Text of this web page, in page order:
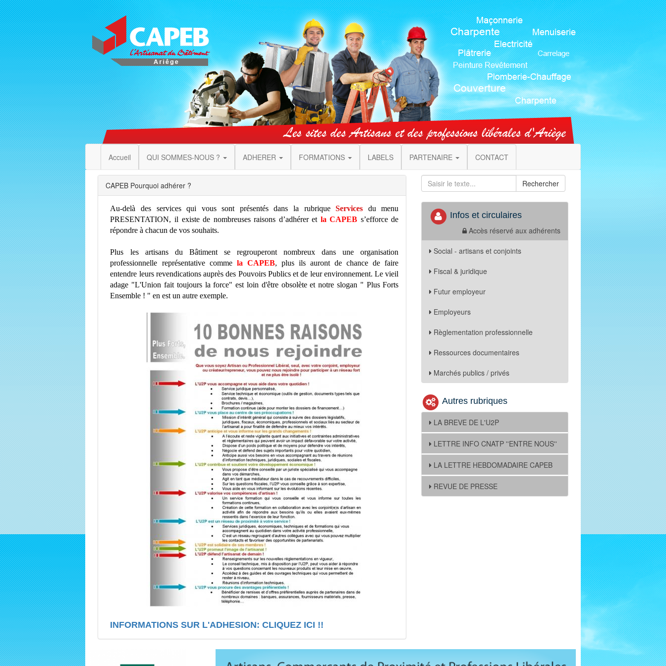
Accueil QUI SOMMES-NOUS ? ADHERER FORMATIONS LABELS PARTENAIRE CONTACT
CAPEB Pourquoi adhérer ?
Au-delà des services qui vous sont présentés dans la rubriqueServices du menu
PRESENTATION, il existe de nombreuses raisons d’adhérer et la CAPEB s’efforce de
répondre à chacun de vos souhaits.
Plus les artisans du Bâtiment se regrouperont nombreux dans une organisation
professionnelle représentative comme la CAPEB, plus ils auront de chance de faire
entendre leurs revendications auprès des Pouvoirs Publics et de leur environnement. Le vieil
adage "L'Union fait toujours la force" est loin d'être obsolète et notre slogan " Plus Forts
Ensemble ! " en est un autre exemple.
INFORMATIONS SUR L'ADHESION: CLIQUEZ ICI !!
Rechercher
Infos et circulaires
Accès réservé aux adhérents
Social - artisans et conjoints
Fiscal & juridique
Futur employeur
Employeurs
Règlementation professionnelle
Ressources documentaires
Marchés publics / privés
Autres rubriques
LA BREVE DE L'U2P
LETTRE INFO CNATP ''ENTRE NOUS''
LA LETTRE HEBDOMADAIRE CAPEB
REVUE DE PRESSE